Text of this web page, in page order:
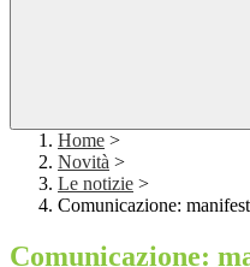
Home >
Novità >
Le notizie >
Comunicazione:
Comunicazione: